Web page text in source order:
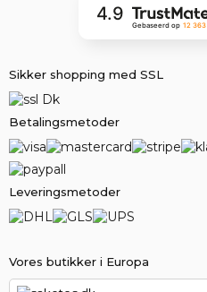
Vores butikker i Europa
4.9
Gebaseerd op 12 363
Sikker shopping med SSL
Betalingsmetoder
Leveringsmetoder